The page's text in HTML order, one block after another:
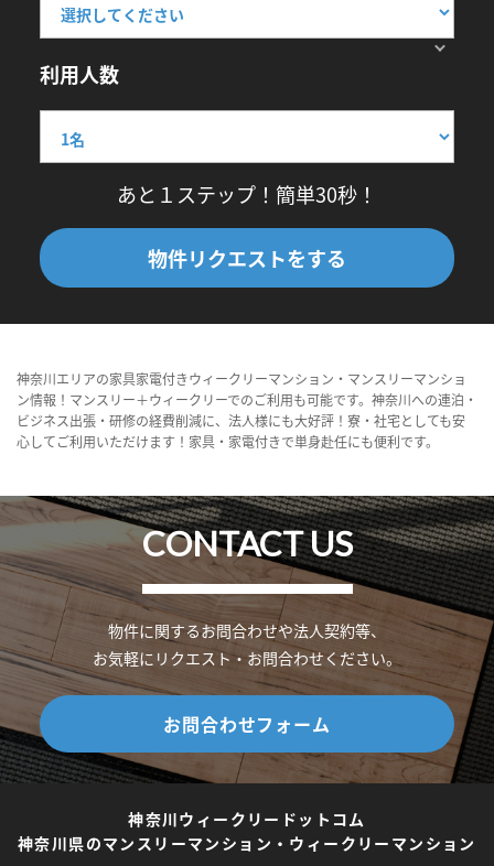
利用人数
あと１ステップ！簡単30秒！
物件リクエストをする
神奈川エリアの家具家電付きウィークリーマンション・マンスリーマンショ
ン情報！マンスリー＋ウィークリーでのご利用も可能です。神奈川への連泊・
ビジネス出張・研修の経費削減に、法人様にも大好評！寮・社宅としても安
心してご利用いただけます！家具・家電付きで単身赴任にも便利です。
CONTACT US
物件に関するお問合わせや法人契約等、
お気軽にリクエスト・お問合わせください。
お問合わせフォーム
神奈川ウィークリードットコム
神奈川県のマンスリーマンション・ウィークリーマンション